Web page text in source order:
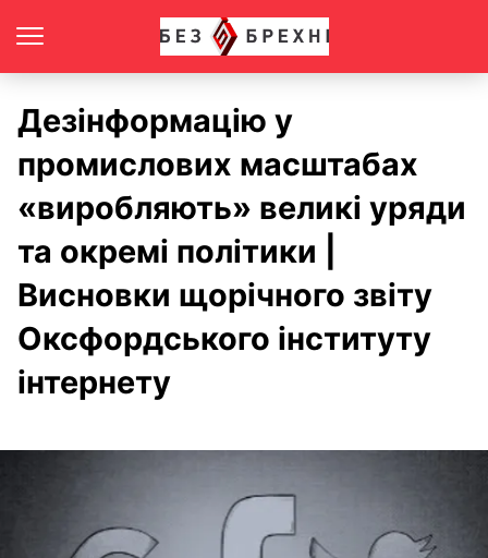
Дезінформацію у
промислових масштабах
«виробляють» великі уряди
та окремі політики |
Висновки щорічного звіту
Оксфордського інституту
інтернету